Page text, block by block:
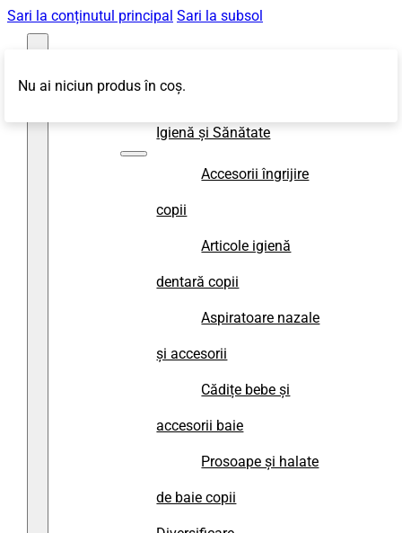
Sari la conținutul principal Sari la subsol
Igienă și Sănătate
Accesorii îngrijire
copii
Articole igienă
dentară copii
Aspiratoare nazale
și accesorii
Cădițe bebe și
accesorii baie
Prosoape și halate
de baie copii
Nu ai niciun produs în coș.